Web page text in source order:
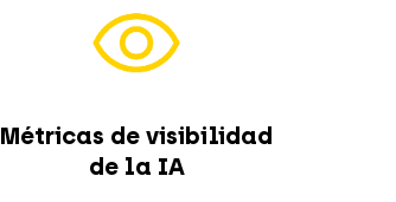
Métricas de visibilidad
de la IA